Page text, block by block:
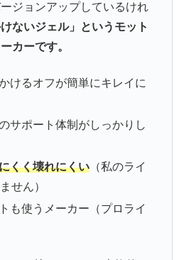
ジョンアップしているけれ
けないジェル」というモット
カーです。
けるオフが簡単にキレイに
サポート体制がしっかりし
くく壊れにくい（私のライ
せん）
も使うメーカー（プロライ